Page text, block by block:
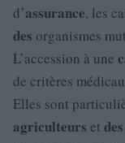
d’assurance, les
des organismes
L’accession à une
de critères
Elles sont
agriculteurs et des